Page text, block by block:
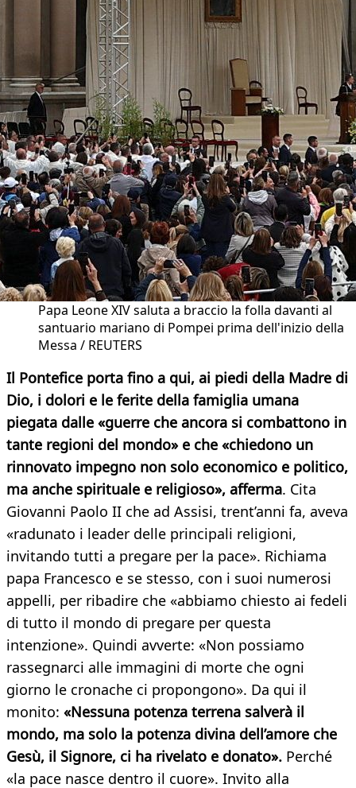
Papa Leone XIV saluta a braccio la folla davanti al
santuario mariano di Pompei prima dell'inizio della
Messa / REUTERS
Il Pontefice porta fino a qui, ai piedi della Madre di
Dio, i dolori e le ferite della famiglia umana
piegata dalle «guerre che ancora si combattono in
tante regioni del mondo» e che «chiedono un
rinnovato impegno non solo economico e politico,
ma anche spirituale e religioso», afferma. Cita
Giovanni Paolo II che ad Assisi, trent’anni fa, aveva
«radunato i leader delle principali religioni,
invitando tutti a pregare per la pace». Richiama
papa Francesco e se stesso, con i suoi numerosi
appelli, per ribadire che «abbiamo chiesto ai fedeli
di tutto il mondo di pregare per questa
intenzione». Quindi avverte: «Non possiamo
rassegnarci alle immagini di morte che ogni
giorno le cronache ci propongono». Da qui il
monito: «Nessuna potenza terrena salverà il
mondo, ma solo la potenza divina dell’amore che
Gesù, il Signore, ci ha rivelato e donato». Perché
«la pace nasce dentro il cuore». Invito alla